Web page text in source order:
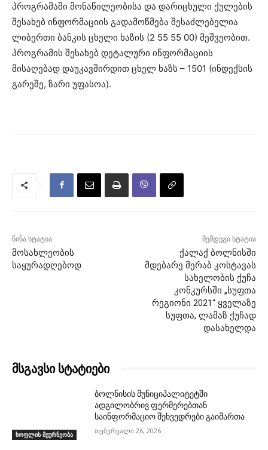
პროგრამაში მონაწილეობისა და დარიცხული ქულების
შესახებ ინფორმაციის გადამოწმება შესაძლებელია
ლიბერთი ბანკის ცხელი ხაზის (2 55 55 00) მეშვეობით.
პროგრამის შესახებ დეტალური ინფორმაციის
მისაღებად დაუკავშირდით ცხელ ხაზს – 1501 (ინდექსის
გარეშე, ზარი უფასოა).
წინა სტატია
მოსახლეობის
საყურადღებოდ
შემდეგი სტატია
ქალაქ ბოლნისში
მდებარე მერაბ კოსტავას
სახელობის ქუჩა
კონკურსში „სუფთა
რეგიონი 2021“ ყველაზე
სუფთა, ლამაზ ქუჩად
დასახელდა
მსგავსი სტატიები
სოფლის მეურნეობა
ბოლნისის მუნიციპალიტეტში
ადგილობრივ ფერმერებთან
საინფორმაციო შეხვედრები გაიმართა
თებერვალი 26, 2026